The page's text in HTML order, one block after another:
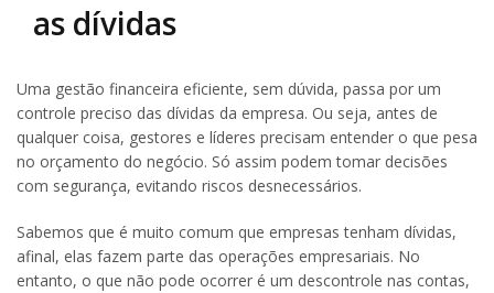
as dívidas
Uma gestão financeira eficiente, sem dúvida, passa por um
controle preciso das dívidas da empresa. Ou seja, antes de
qualquer coisa, gestores e líderes precisam entender o que pesa
no orçamento do negócio. Só assim podem tomar decisões
com segurança, evitando riscos desnecessários.
Sabemos que é muito comum que empresas tenham dívidas,
afinal, elas fazem parte das operações empresariais. No
entanto, o que não pode ocorrer é um descontrole nas contas,